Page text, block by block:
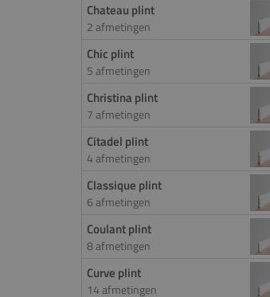
Chateau plint
2 afmetingen
Chic plint
5 afmetingen
Christina plint
7 afmetingen
Citadel plint
4 afmetingen
Classique plint
6 afmetingen
Coulant plint
8 afmetingen
Curve plint
14 afmetingen